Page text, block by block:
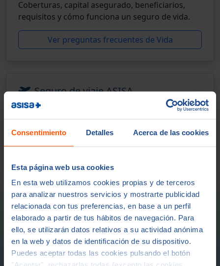
Consentimiento Detalles Acerca de las cookies
Esta página web usa cookies
En esta web utilizamos cookies propias y de terceros
para analizar nuestros servicios y mostrarte publicidad
relacionada con tus preferencias, en base a un perfil
elaborado a partir de tus hábitos de navegación. Para
ello, se utilizarán datos relativos a su actividad anónima
en la web y datos de identificación de su dispositivo.
Puedes aceptar todas las cookies pulsando el botón
Coberturas, capital asegurado, beneficiarios,
requisitos y cómo funciona un seguro de vida.
Ver preguntas frecuentes de Vida
Seguro de viaje ASISA
Gastos médicos en el extranjero, cancelación,
equipaje y asistencia 24h durante el viaje.
¿Listo para elegir tu seguro
ASISA?
Si ya tienes claro el tipo de seguro, calcula tu precio